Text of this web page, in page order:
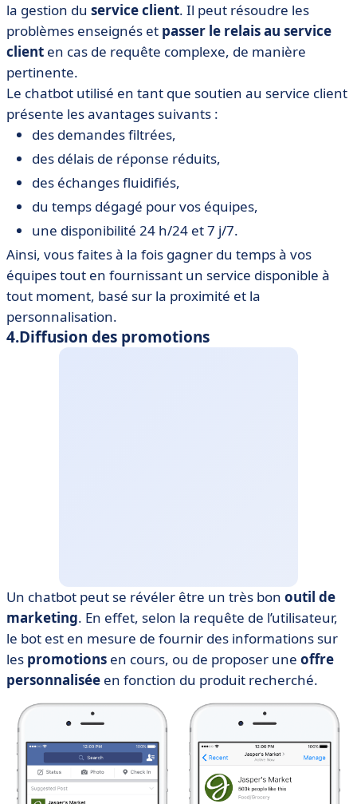
la gestion du service client. Il peut résoudre les
problèmes enseignés et passer le relais au service
client en cas de requête complexe, de manière
pertinente.
Le chatbot utilisé en tant que soutien au service client
présente les avantages suivants :
des demandes filtrées,
des délais de réponse réduits,
des échanges fluidifiés,
du temps dégagé pour vos équipes,
une disponibilité 24 h/24 et 7 j/7.
Ainsi, vous faites à la fois gagner du temps à vos
équipes tout en fournissant un service disponible à
tout moment, basé sur la proximité et la
personnalisation.
4.Diffusion des promotions
Un chatbot peut se révéler être un très bon outil de
marketing. En effet, selon la requête de l’utilisateur,
le bot est en mesure de fournir des informations sur
les promotions en cours, ou de proposer une offre
personnalisée en fonction du produit recherché.